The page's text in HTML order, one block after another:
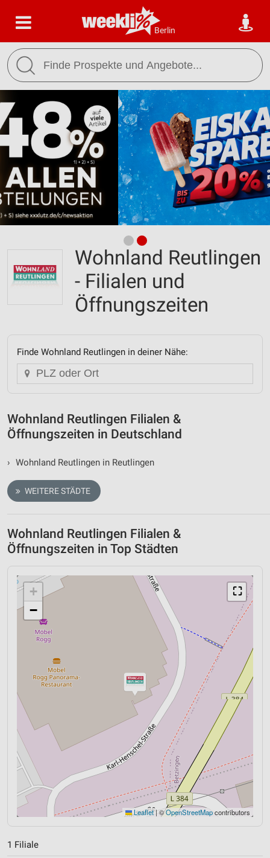
Berlin
Wohnland Reutlingen
- Filialen und
Öffnungszeiten
Finde Wohnland Reutlingen in deiner Nähe:
Wohnland Reutlingen Filialen &
Öffnungszeiten in Deutschland
› Wohnland Reutlingen in Reutlingen
WEITERE STÄDTE
Wohnland Reutlingen Filialen &
Öffnungszeiten in Top Städten
⛶
+
−
Leaflet | ©OpenStreetMapcontributors
1 Filiale